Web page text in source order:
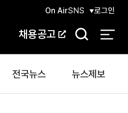
채용공고
On AirSNS 로그인
검
전국뉴스 뉴스제보